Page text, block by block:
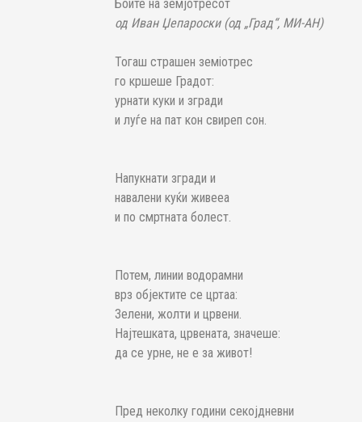
Боите на земјотресот
од Иван Џепароски (од „Град“, МИ-АН)
Тогаш страшен земіотрес
го кршеше Градот:
урнати куки и згради
и луѓе на пат кон свиреп сон.
Напукнати згради и
навалени куќи живееа
и по смртната болест.
Потем, линии водорамни
врз објектите се цртаа:
Зелени, жолти и црвени.
Најтешката, црвената, значеше:
да се урне, не е за живот!
Пред неколку години секојдневни